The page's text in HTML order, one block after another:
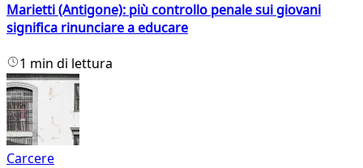
Marietti (Antigone): più controllo penale sui giovani
significa rinunciare a educare
1 min di lettura
Carcere